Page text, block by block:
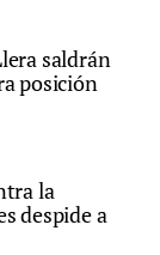
saldrán
posición
la
despide a